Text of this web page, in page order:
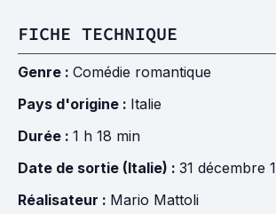
FICHE TECHNIQUE
Genre : Comédie romantique
Pays d'origine : Italie
Durée : 1 h 18 min
Date de sortie (Italie) : 31 décembre
Réalisateur : Mario Mattoli